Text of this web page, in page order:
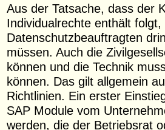
Aus der Tatsache, dass der
Individualrechte enthält folgt,
Datenschutzbeauftragten
müssen. Auch die
können und die Technik
können. Das gilt allgemein
Richtlinien. Ein erster
SAP Module vom
werden, die der Betriebsrat